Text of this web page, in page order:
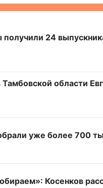
24
области
уже более 700
Косенков